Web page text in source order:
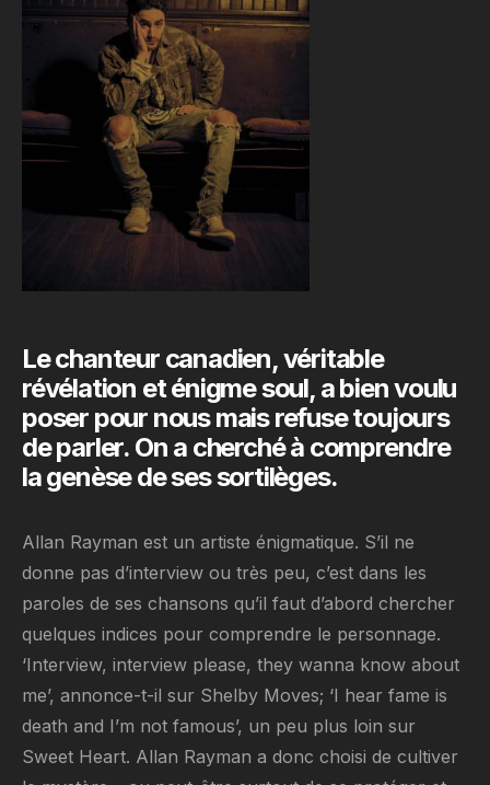
Le chanteur canadien, véritable
révélation et énigme soul, a bien voulu
poser pour nous mais refuse toujours
de parler. On a cherché à comprendre
la genèse de ses sortilèges.
Allan Rayman est un artiste énigmatique. S’il ne
donne pas d’interview ou très peu, c’est dans les
paroles de ses chansons qu’il faut d’abord chercher
quelques indices pour comprendre le personnage.
‘Interview, interview please, they wanna know about
me’, annonce-t-il sur Shelby Moves; ‘I hear fame is
death and I’m not famous’, un peu plus loin sur
Sweet Heart. Allan Rayman a donc choisi de cultiver